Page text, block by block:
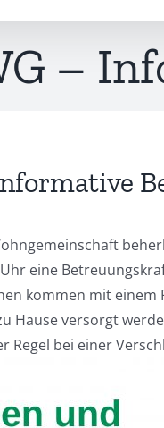
–
eine
kommen mit
Hause versorgt
Regel bei einer